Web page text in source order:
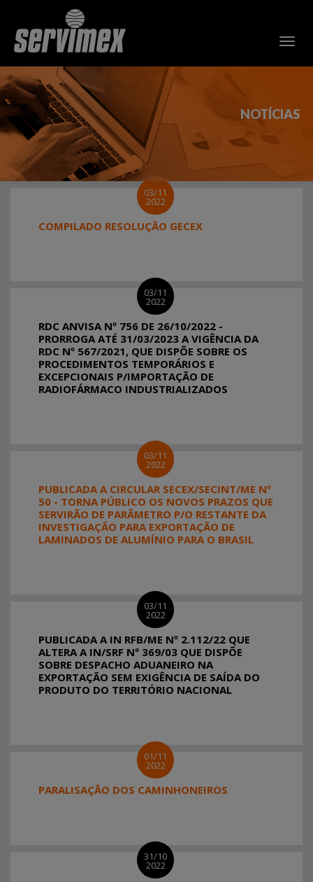
NOTÍCIAS
03/11
2022
COMPILADO RESOLUÇÃO GECEX
03/11
2022
RDC ANVISA Nº 756 DE 26/10/2022 -
PRORROGA ATÉ 31/03/2023 A VIGÊNCIA DA
RDC Nº 567/2021, QUE DISPÕE SOBRE OS
PROCEDIMENTOS TEMPORÁRIOS E
EXCEPCIONAIS P/IMPORTAÇÃO DE
RADIOFÁRMACO INDUSTRIALIZADOS
03/11
2022
PUBLICADA A CIRCULAR SECEX/SECINT/ME Nº
50 - TORNA PÚBLICO OS NOVOS PRAZOS QUE
SERVIRÃO DE PARÂMETRO P/O RESTANTE DA
INVESTIGAÇÃO PARA EXPORTAÇÃO DE
LAMINADOS DE ALUMÍNIO PARA O BRASIL
03/11
2022
PUBLICADA A IN RFB/ME Nº 2.112/22 QUE
ALTERA A IN/SRF Nº 369/03 QUE DISPÕE
SOBRE DESPACHO ADUANEIRO NA
EXPORTAÇÃO SEM EXIGÊNCIA DE SAÍDA DO
PRODUTO DO TERRITÓRIO NACIONAL
01/11
2022
PARALISAÇÃO DOS CAMINHONEIROS
31/10
2022